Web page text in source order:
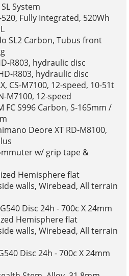
System
520, Fully Integrated, 520Wh
SL2 Carbon, Tubus front
R803, hydraulic disc
R803, hydraulic disc
CS-M7100, 12-speed, 10-51t
M7100, 12-speed
FC S996 Carbon, S-165mm /
Deore XT RD-M8100,
w/ grip tape &
Hemisphere flat
walls, Wirebead, All terrain
Disc 24h - 700c X 24mm
Hemisphere flat
walls, Wirebead, All terrain
Disc 24h - 700c X 24mm